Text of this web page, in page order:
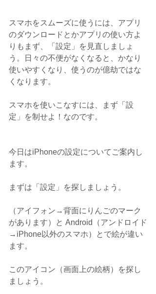
スマホをスムーズに使うには、アプリ
のダウンロードとかアプリの使い方よ
りもまず、「設定」を見直しましょ
う。日々の不便がなくなると、かなり
使いやすくなり、使うのが億劫ではな
くなります。
スマホを使いこなすには、まず「設
定」を制せよ！なのです。
今日はiPhoneの設定についてご案内し
ます。
まずは「設定」を探しましょう。
（アイフォン→背面にりんごのマーク
があります）と Android（アンドロイド
→iPhone以外のスマホ）とで絵が違い
ます。
このアイコン（画面上の絵柄）を探し
ましょう。